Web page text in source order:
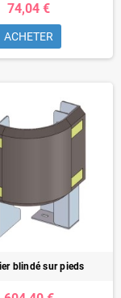
74,04 €
ACHETER
blindé sur pieds